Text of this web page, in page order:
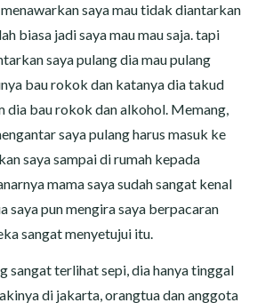
saya mau tidak diantarkan
biasa jadi saya mau mau saja. tapi
saya pulang dia mau pulang
bau rokok dan katanya dia takud
dia bau rokok dan alkohol. Memang,
saya pulang harus masuk ke
saya sampai di rumah kepada
mama saya sudah sangat kenal
saya pun mengira saya berpacaran
sangat menyetujui itu.
sangat terlihat sepi, dia hanya tinggal
di jakarta, orangtua dan anggota